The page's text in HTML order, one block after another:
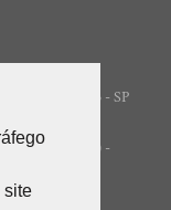
site
site
- São Paulo - SP
GROUP) -